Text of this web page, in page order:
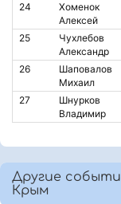
24
Хоменок
Алексей
25
Чухлебов
Александр
26
Шаповалов
Михаил
27
Шнурков
Владимир
Другие
Крым